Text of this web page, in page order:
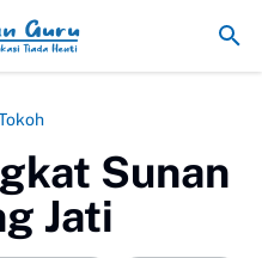
Teknologi Digital dalam
Sunan
Jati